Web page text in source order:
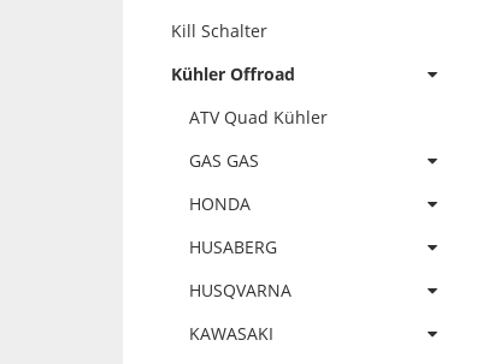
Kill Schalter
Kühler Offroad
ATV Quad Kühler
GAS GAS
HONDA
HUSABERG
HUSQVARNA
KAWASAKI